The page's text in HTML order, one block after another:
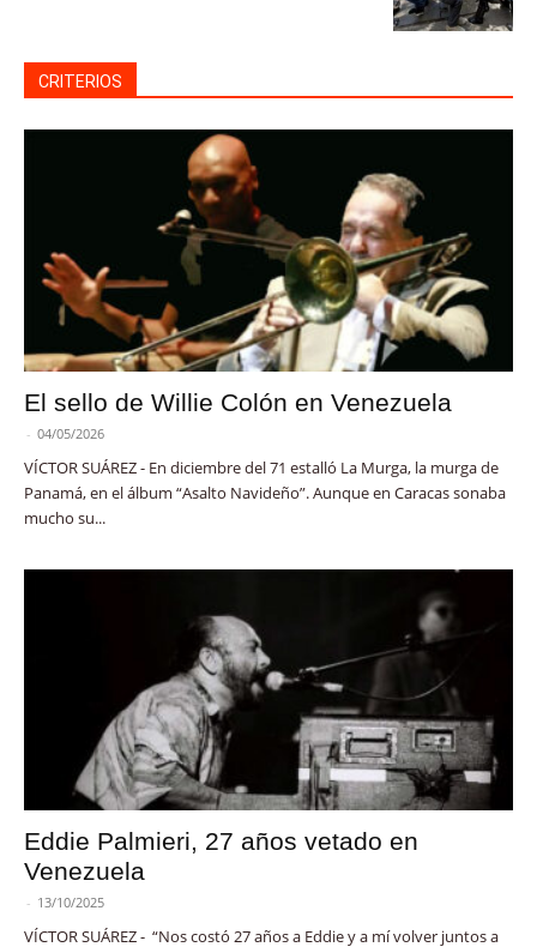
CRITERIOS
El sello de Willie Colón en Venezuela
- 04/05/2026
VÍCTOR SUÁREZ - En diciembre del 71 estalló La Murga, la murga de
Panamá, en el álbum “Asalto Navideño”. Aunque en Caracas sonaba
mucho su...
Eddie Palmieri, 27 años vetado en
Venezuela
- 13/10/2025
VÍCTOR SUÁREZ - “Nos costó 27 años a Eddie y a mí volver juntos a